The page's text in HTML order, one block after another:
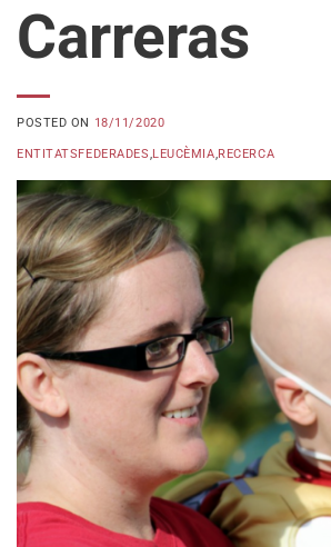
Carreras
POSTED ON 18/11/2020
ENTITATSFEDERADES,LEUCÈMIA,RECERCA